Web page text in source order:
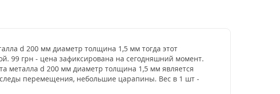
d 200 мм диаметр толщина 1,5 мм тогда этот
99 грн - цена зафиксирована на сегодняшний момент.
металла d 200 мм диаметр толщина 1,5 мм является
перемещения, небольшие царапины. Вес в 1 шт -